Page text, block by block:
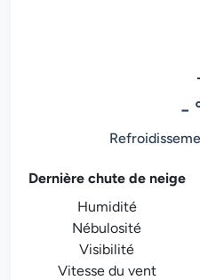
-
Dernière chute de neige
Humidité
Nébulosité
Visibilité
Vitesse du vent